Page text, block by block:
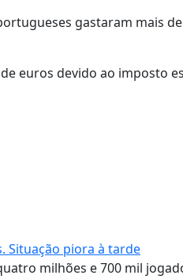
gastaram mais
euros devido ao imposto
Situação piora à tarde
milhões e 700 mil